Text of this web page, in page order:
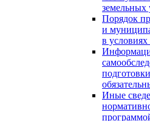
земельных
Порядок
и
в
Иные